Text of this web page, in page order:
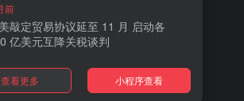
前
敲定贸易协议延至 11 月 启动各
亿美元互降关税谈判
前
Shop 上线 “三日达” 标签 履约
查看更多 小程序查看